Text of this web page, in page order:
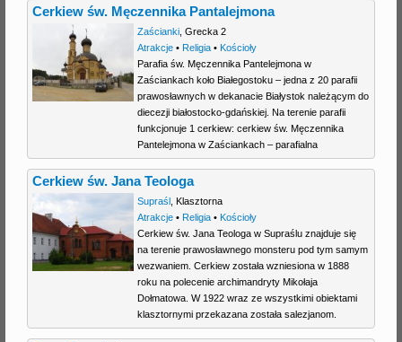
Cerkiew św. Męczennika Pantalejmona
Zaścianki, Grecka 2
Atrakcje• Religia• Kościoły
Parafia św. Męczennika Pantelejmona w
Zaściankach koło Białegostoku – jedna z 20 parafii
prawosławnych w dekanacie Białystok należącym do
diecezji białostocko-gdańskiej. Na terenie parafii
funkcjonuje 1 cerkiew: cerkiew św. Męczennika
Pantelejmona w Zaściankach – parafialna
Cerkiew św. Jana Teologa
Supraśl
Klasztorna
Atrakcje• Religia• Kościoły
Cerkiew św. Jana Teologa w Supraślu znajduje się
na terenie prawosławnego monsteru pod tym samym
wezwaniem. Cerkiew została wzniesiona w 1888
roku na polecenie archimandryty Mikołaja
Dołmatowa. W 1922 wraz ze wszystkimi obiektami
klasztornymi przekazana została salezjanom.